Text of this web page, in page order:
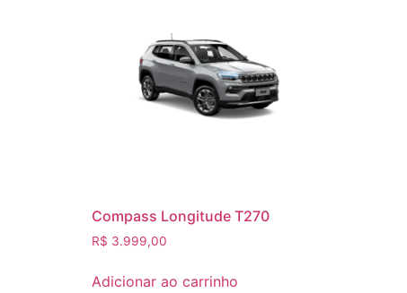
Compass Longitude T270
R$ 3.999,00
Adicionar ao carrinho